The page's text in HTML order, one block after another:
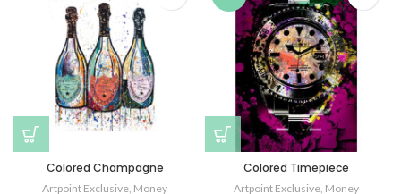
Colored Champagne
Artpoint Exclusive, Money
Colored Timepiece
Artpoint Exclusive, Money